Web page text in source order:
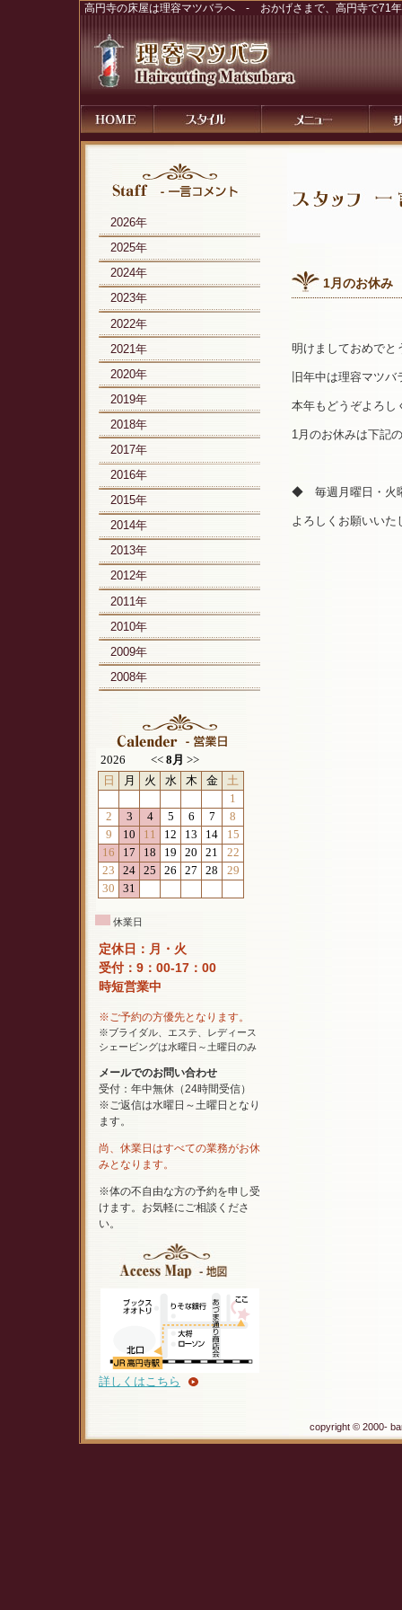
高円寺の床屋は理容マツバラへ - おかげさまで、高円寺で71
1月のお休み
明けましておめでと
旧年中は理容マツ
本年もどうぞよろし
1月のお休みは下記
◆ 毎週月曜日・火
よろしくお願いいた
2026年
2025年
2024年
2023年
2022年
2021年
2020年
2019年
2018年
2017年
2016年
2015年
2014年
2013年
2012年
2011年
2010年
2009年
2008年
休業日
定休日：月・火
受付：9：00-17：00
時短営業中
※ご予約の方優先となります。
※ブライダル、エステ、レディース
シェービングは水曜日～土曜日のみ
メールでのお問い合わせ
受付：年中無休（24時間受信）
※ご返信は水曜日～土曜日となり
ます。
尚、休業日はすべての業務がお休
みとなります。
※体の不自由な方の予約を申し受
けます。お気軽にご相談くださ
い。
詳しくはこちら
copyright © 2000-